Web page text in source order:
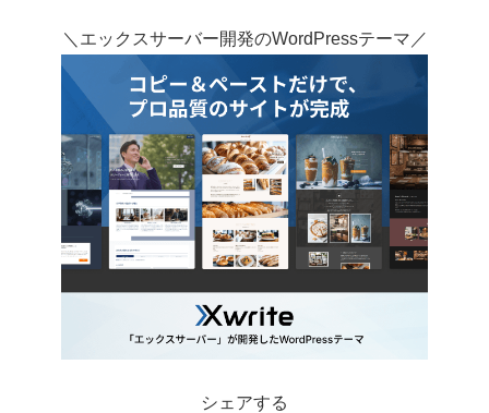
＼エックスサーバー開発のWordPressテーマ／
シェアする